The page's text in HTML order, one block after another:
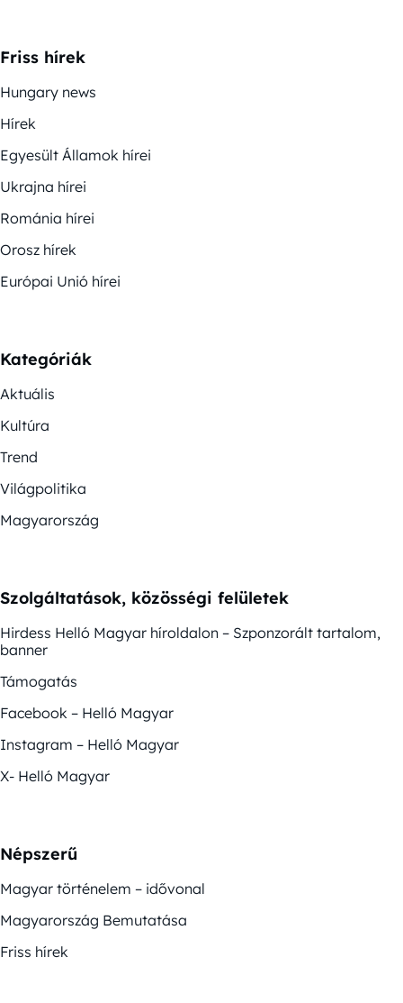
Friss hírek
Hungary news
Hírek
Egyesült Államok hírei
Ukrajna hírei
Románia hírei
Orosz hírek
Európai Unió hírei
Kategóriák
Aktuális
Kultúra
Trend
Világpolitika
Magyarország
Szolgáltatások, közösségi felületek
Hirdess Helló Magyar híroldalon – Szponzorált tartalom,
banner
Támogatás
Facebook – Helló Magyar
Instagram – Helló Magyar
X- Helló Magyar
Népszerű
Magyar történelem – idővonal
Magyarország Bemutatása
Friss hírek